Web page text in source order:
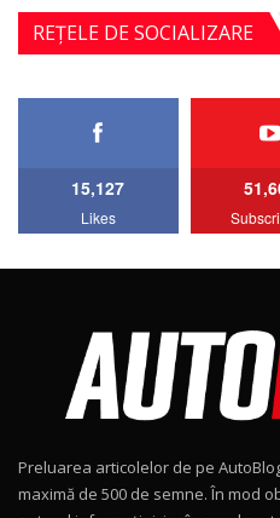
5
Noul Mercedes-
4MATIC V223)
27:33
AutoBlog.MD
15:08
Noul Geely
15:22
Mercedes-AMG
Drive
REȚELE DE SOCIALIZARE
15,127
Likes
Preluarea articolelor de pe
maximă de 500 de semne. În mod